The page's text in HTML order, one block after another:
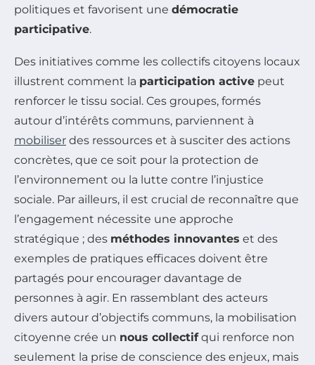
politiques et favorisent une démocratie
participative.
Des initiatives comme les collectifs citoyens locaux
illustrent comment la participation active peut
renforcer le tissu social. Ces groupes, formés
autour d’intérêts communs, parviennent à
mobiliser des ressources et à susciter des actions
concrètes, que ce soit pour la protection de
l’environnement ou la lutte contre l’injustice
sociale. Par ailleurs, il est crucial de reconnaître que
l’engagement nécessite une approche
stratégique ; des méthodes innovantes et des
exemples de pratiques efficaces doivent être
partagés pour encourager davantage de
personnes à agir. En rassemblant des acteurs
divers autour d’objectifs communs, la mobilisation
citoyenne crée un nous collectifqui renforce non
seulement la prise de conscience des enjeux, mais